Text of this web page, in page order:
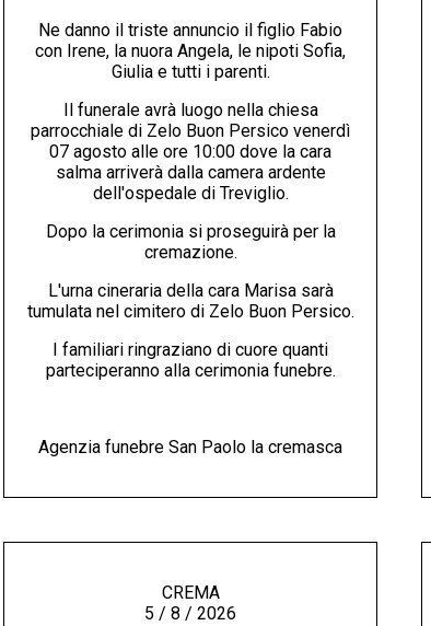
Ne danno il triste annuncio il figlio Fabio
con Irene, la nuora Angela, le nipoti Sofia,
Giulia e tutti i parenti.
Il funerale avrà luogo nella chiesa
parrocchiale di Zelo Buon Persico venerdì
07 agosto alle ore 10:00 dove la cara
salma arriverà dalla camera ardente
dell'ospedale di Treviglio.
Dopo la cerimonia si proseguirà per la
cremazione.
L'urna cineraria della cara Marisa sarà
tumulata nel cimitero di Zelo Buon Persico.
I familiari ringraziano di cuore quanti
parteciperanno alla cerimonia funebre.
Agenzia funebre San Paolo la cremasca
CREMA
5 / 8 / 2026